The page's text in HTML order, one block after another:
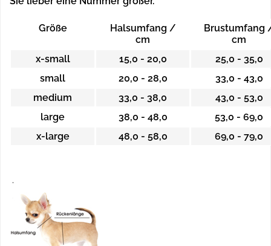
Größe
Halsumfang /
cm
Brustumfang
cm
x-small
15,0 - 20,0
25,0 - 35,0
small
20,0 - 28,0
33,0 - 43,0
medium
33,0 - 38,0
43,0 - 53,0
large
38,0 - 48,0
53,0 - 69,0
x-large
48,0 - 58,0 69,0 - 79,0
.